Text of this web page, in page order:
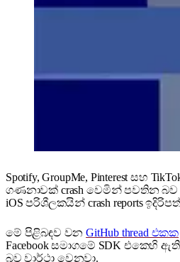
Spotify, GroupMe, Pinterest සහ
ගණනාවක් crash වෙමින් පවතින බව
iOS පරිශීලකයින් crash reports
මේ පිළිබඳව වනGitHub thread එකක
Facebook සමාගමේ SDK එකෙහි
බව වාර්ථා වෙනවා.